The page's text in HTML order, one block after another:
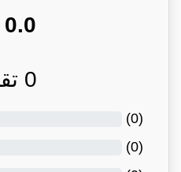
0.0
0
(
0
)
(
0
)